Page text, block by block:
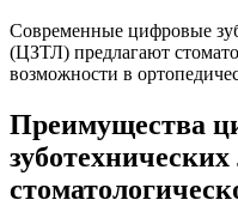
Современные цифровые
(ЦЗТЛ) предлагают
возможности в
Преимущества